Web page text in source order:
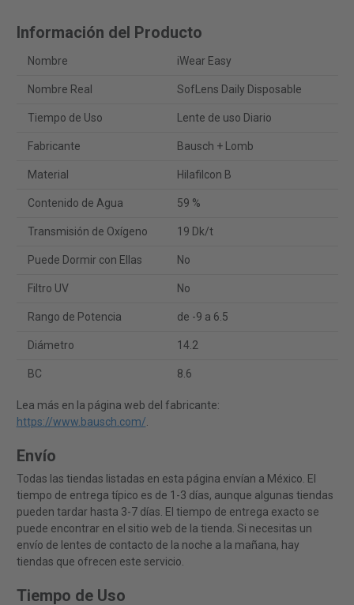
Información del Producto
Nombre iWear Easy
Nombre Real SofLens Daily Disposable
Tiempo de Uso Lente de uso Diario
Fabricante Bausch + Lomb
Material Hilafilcon B
Contenido de Agua 59 %
Transmisión de Oxígeno 19 Dk/t
Puede Dormir con Ellas No
Filtro UV No
Rango de Potencia de -9 a 6.5
Diámetro 14.2
BC 8.6
Lea más en la página web del fabricante:
https://www.bausch.com/.
Envío
Todas las tiendas listadas en esta página envían a México. El
tiempo de entrega típico es de 1-3 días, aunque algunas tiendas
pueden tardar hasta 3-7 días. El tiempo de entrega exacto se
puede encontrar en el sitio web de la tienda. Si necesitas un
envío de lentes de contacto de la noche a la mañana, hay
tiendas que ofrecen este servicio.
Tiempo de Uso